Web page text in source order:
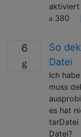
aktiviert
380
6
So
Datei
Ich
muss
es hat
tarDatei
Datei?